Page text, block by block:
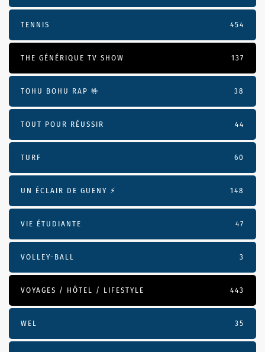
TENNIS 454
THE GÉNÉRIQUE TV SHOW 137
TOHU BOHU RAP 🤟 38
TOUT POUR RÉUSSIR 44
TURF 60
UN ÉCLAIR DE GUENY ⚡️ 148
VIE ÉTUDIANTE 47
VOLLEY-BALL 3
VOYAGES / HÔTEL / LIFESTYLE 443
WEL 35